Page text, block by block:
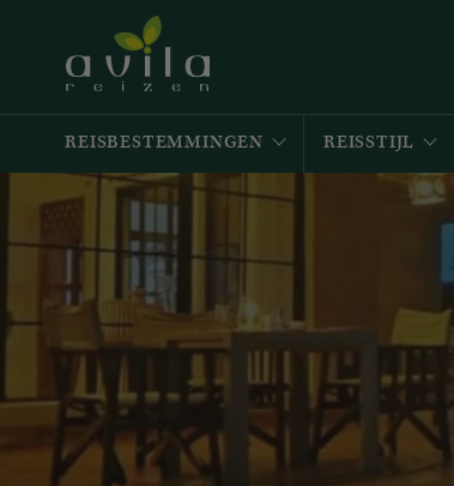
REISBESTEMMINGEN REISSTIJL